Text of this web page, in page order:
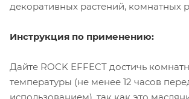
декоративных растений, комнатных
Инструкция по применению:
Дайте ROCK EFFECT достичь
температуры (не менее 12 часов